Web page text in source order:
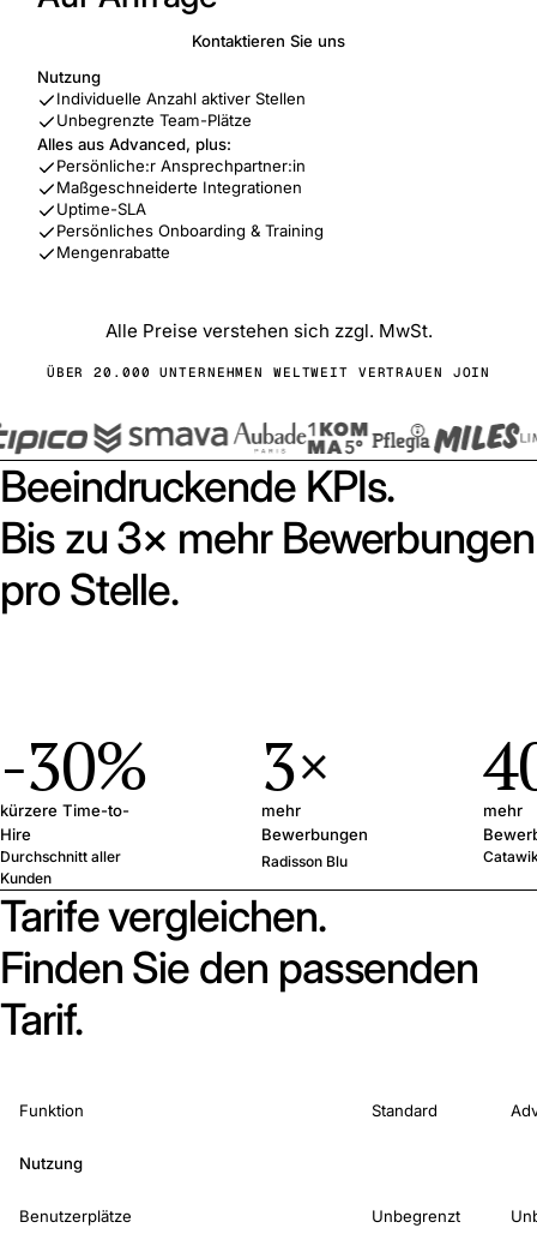
Kontaktieren Sie uns
Nutzung
Individuelle Anzahl aktiver Stellen
Unbegrenzte Team-Plätze
Alles aus Advanced, plus:
Persönliche:r Ansprechpartner:in
Maßgeschneiderte Integrationen
Uptime-SLA
Persönliches Onboarding & Training
Mengenrabatte
Alle Preise verstehen sich zzgl. MwSt.
ÜBER 20.000 UNTERNEHMEN WELTWEIT VERTRAUEN JOIN
Beeindruckende KPIs.
Bis zu 3× mehr Bewerbungen
pro Stelle.
-30%
kürzere Time-to-
Hire
Durchschnitt aller
Kunden
3×
mehr
Bewerbungen
pro Stelle
Radisson Blu
mehr
Tarife vergleichen.
Finden Sie den passenden
Tarif.
Funktion Standard
Nutzung
Benutzerplätze Unbegrenzt